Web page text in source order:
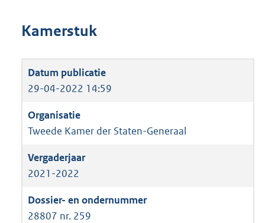
Kamerstuk
29-04-2022 14:59
Tweede Kamer der Staten-Generaal
2021-2022
28807 nr. 259